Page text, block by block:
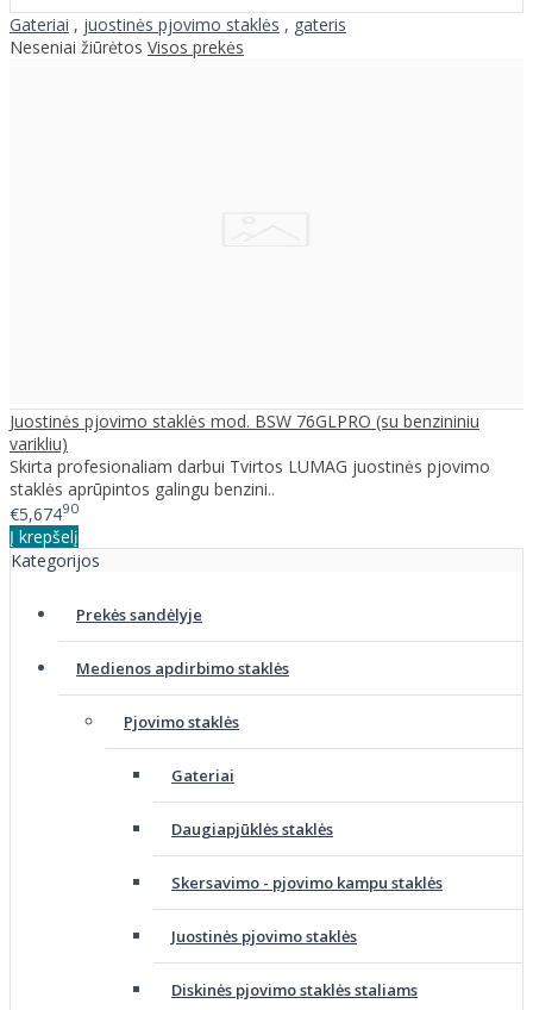
Gateriai , juostinės pjovimo staklės , gateris
Neseniai žiūrėtos Visos prekės
Juostinės pjovimo staklės mod. BSW 76GLPRO (su benzininiu
varikliu)
Skirta profesionaliam darbui Tvirtos LUMAG juostinės pjovimo
staklės aprūpintos galingu benzini..
€5,67490
Į krepšelį
Kategorijos
Prekės sandėlyje
Medienos apdirbimo staklės
Pjovimo staklės
Gateriai
Daugiapjūklės staklės
Skersavimo - pjovimo kampu staklės
Juostinės pjovimo staklės
Diskinės pjovimo staklės staliams